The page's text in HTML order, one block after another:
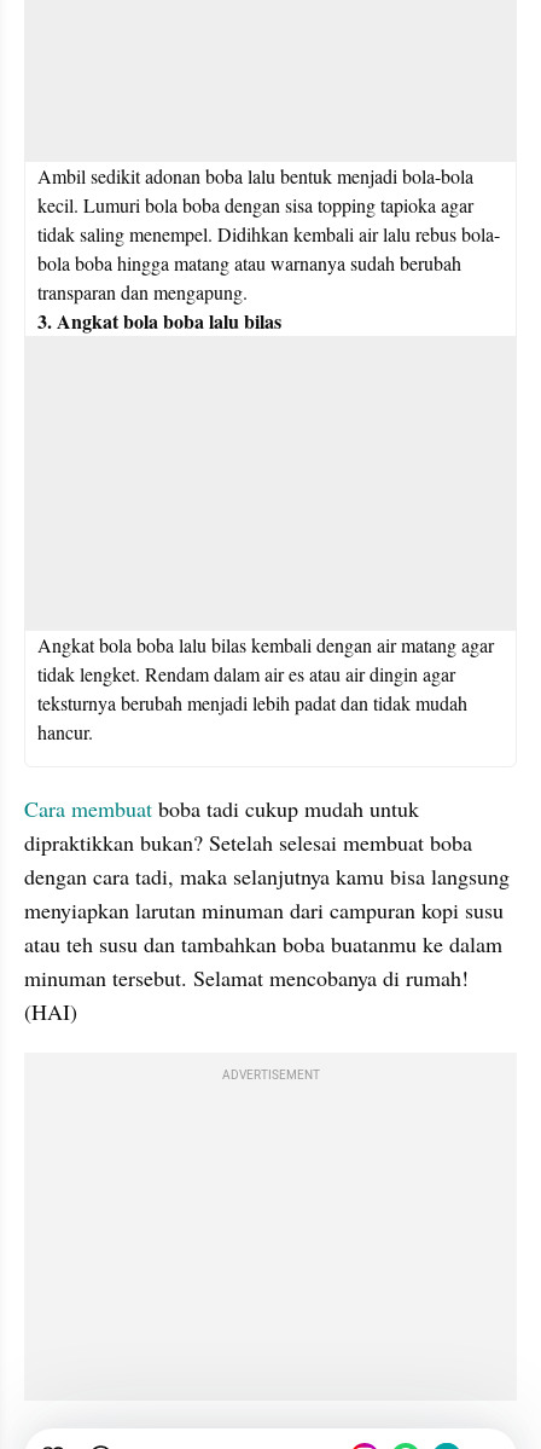
Ambil sedikit adonan boba lalu bentuk menjadi bola-bola
kecil. Lumuri bola boba dengan sisa topping tapioka agar
tidak saling menempel. Didihkan kembali air lalu rebus bola-
bola boba hingga matang atau warnanya sudah berubah
transparan dan mengapung.
3. Angkat bola boba lalu bilas
Angkat bola boba lalu bilas kembali dengan air matang agar
tidak lengket. Rendam dalam air es atau air dingin agar
teksturnya berubah menjadi lebih padat dan tidak mudah
hancur.
Cara membuat boba tadi cukup mudah untuk
dipraktikkan bukan? Setelah selesai membuat boba
dengan cara tadi, maka selanjutnya kamu bisa langsung
menyiapkan larutan minuman dari campuran kopi susu
atau teh susu dan tambahkan boba buatanmu ke dalam
minuman tersebut. Selamat mencobanya di rumah!
(HAI)
ADVERTISEMENT